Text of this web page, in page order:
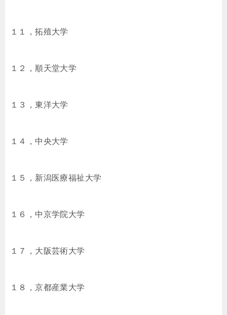
１１，拓殖大学
１２，順天堂大学
１３，東洋大学
１４，中央大学
１５，新潟医療福祉大学
１６，中京学院大学
１７，大阪芸術大学
１８，京都産業大学